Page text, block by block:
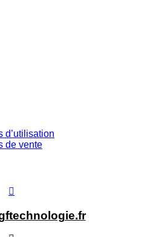
d’utilisation
de vente